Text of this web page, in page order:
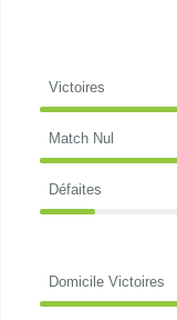
Victoires
Match Nul
Défaites
Domicile Victoires